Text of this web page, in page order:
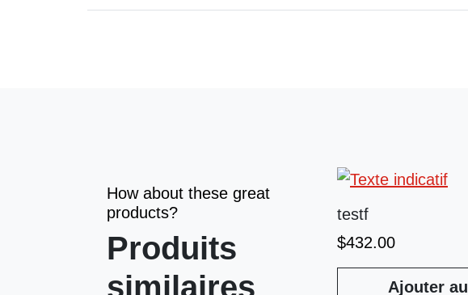
How about these great
products?
Produits
similaires
testf
$432.00
Ajouter au